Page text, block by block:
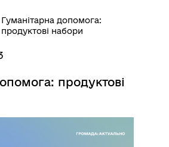
Гуманітарна допомога:
продуктові набори
продуктові